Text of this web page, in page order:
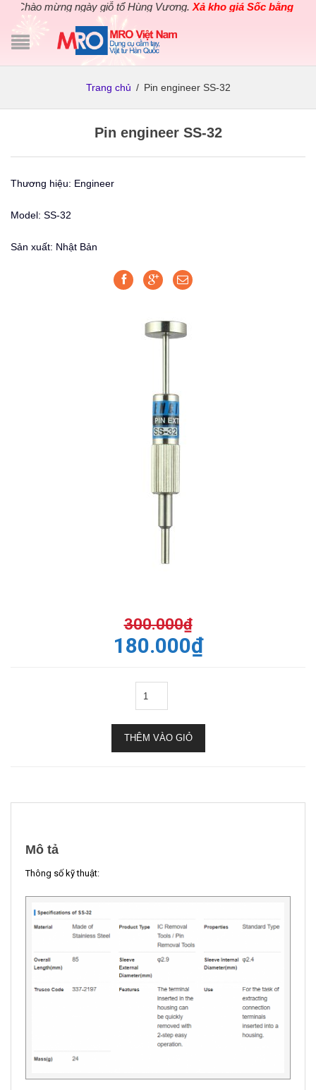
Chào mừng ngày giỗ tổ Hùng Vương.Xả kho giá Sốc bằng giá
Trang chủ / Pin engineer SS-32
Pin engineer SS-32
Thương hiệu: Engineer
Model: SS-32
Sản xuất: Nhật Bản
300.000₫
180.000₫
THÊM VÀO GIỎ
Mô tả
Thông số kỹ thuật: